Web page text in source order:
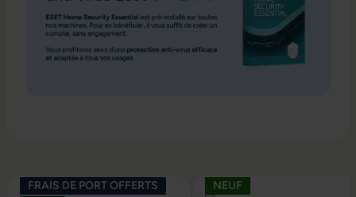
Ignorer la galerie de produits
FRAIS DE PORT OFFERTS
NEUF